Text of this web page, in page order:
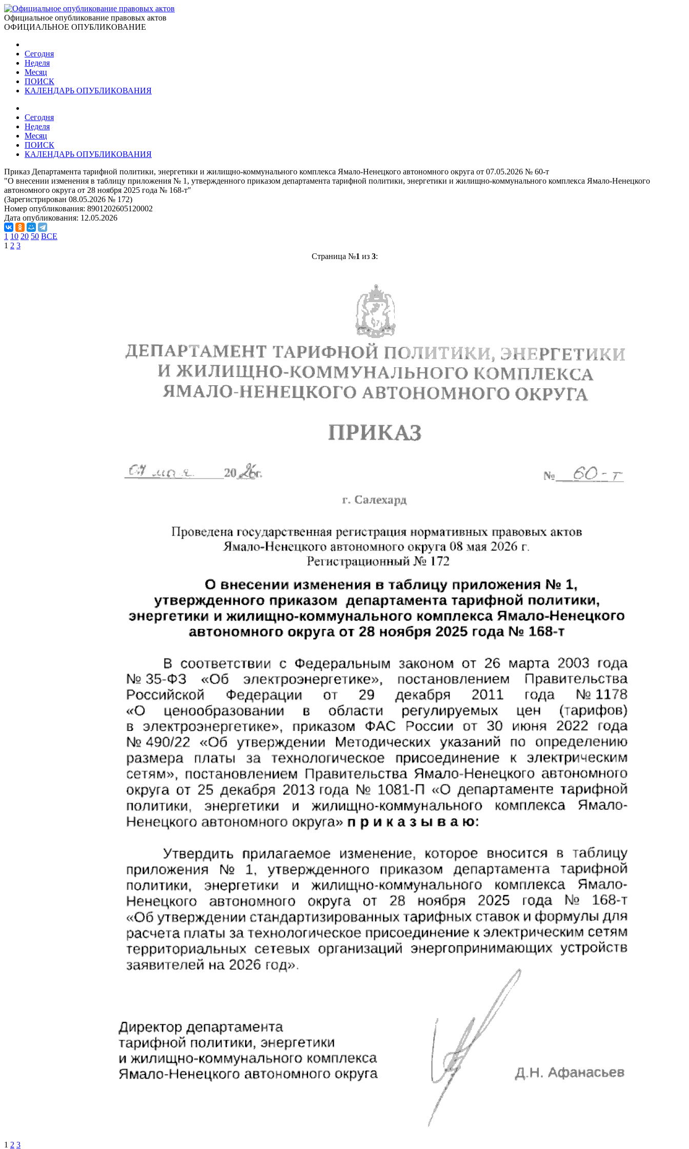
Официальное опубликование правовых актов
ОФИЦИАЛЬНОЕ ОПУБЛИКОВАНИЕ
Сегодня
Неделя
Месяц
ПОИСК
КАЛЕНДАРЬ ОПУБЛИКОВАНИЯ
Сегодня
Неделя
Месяц
ПОИСК
КАЛЕНДАРЬ ОПУБЛИКОВАНИЯ
Приказ Департамента тарифной политики, энергетики и жилищно-коммунального комплекса Ямало-Ненецкого автономного округа от 07.05.2026 № 60-т
"О внесении изменения в таблицу приложения № 1, утвержденного приказом департамента тарифной политики, энергетики и жилищно-коммунального комплекса Ямало-Ненецкого
автономного округа от 28 ноября 2025 года № 168-т"
(Зарегистрирован 08.05.2026 № 172)
Номер опубликования: 8901202605120002
Дата опубликования: 12.05.2026
1 10 20 50 ВСЕ
1 2 3
Страница №1 из 3:
1 2 3